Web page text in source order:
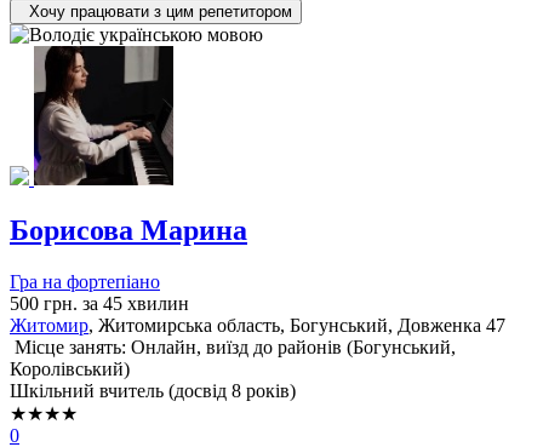
Хочу працювати з цим репетитором
Борисова Марина
Гра на фортепіано
500 грн. за 45 хвилин
Житомир, Житомирська область, Богунський, Довженка 47
Місце занять: Онлайн, виїзд до районів (Богунський,
Королівський)
Шкільний вчитель (досвід 8 років)
★★★★
0